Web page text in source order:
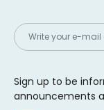
Sign up to be
announcements